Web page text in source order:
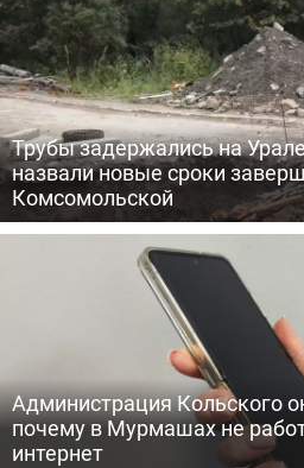
Трубы задержались на
назвали новые сроки
Комсомольской
Администрация Кольского
почему в Мурмашах не
интернет